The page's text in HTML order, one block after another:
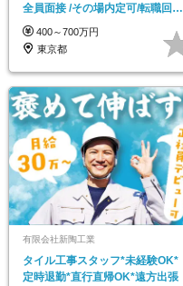
全員面接 /その場内定可/転職回数
不問
400～700万円
東京都
有限会社新陶工業
タイル工事スタッフ*未経験OK*
定時退勤*直行直帰OK*遠方出張